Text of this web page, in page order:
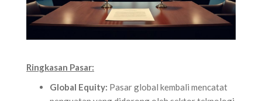
Ringkasan Pasar:
Global Equity: Pasar global kembali mencatat